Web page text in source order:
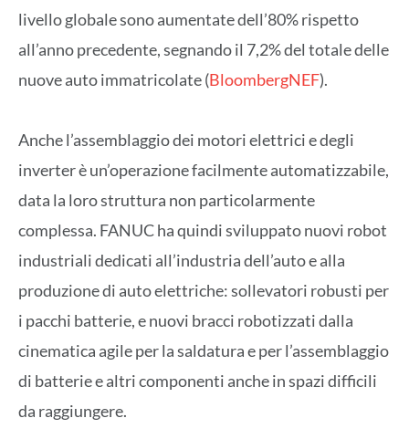
livello globale sono aumentate dell’80% rispetto
all’anno precedente, segnando il 7,2% del totale delle
nuove auto immatricolate (BloombergNEF).
Anche l’assemblaggio dei motori elettrici e degli
inverter è un’operazione facilmente automatizzabile,
data la loro struttura non particolarmente
complessa. FANUC ha quindi sviluppato nuovi robot
industriali dedicati all’industria dell’auto e alla
produzione di auto elettriche: sollevatori robusti per
i pacchi batterie, e nuovi bracci robotizzati dalla
cinematica agile per la saldatura e per l’assemblaggio
di batterie e altri componenti anche in spazi difficili
da raggiungere.